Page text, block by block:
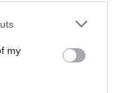
one or more Google
You may click to
third-party tags to
in below Google
my